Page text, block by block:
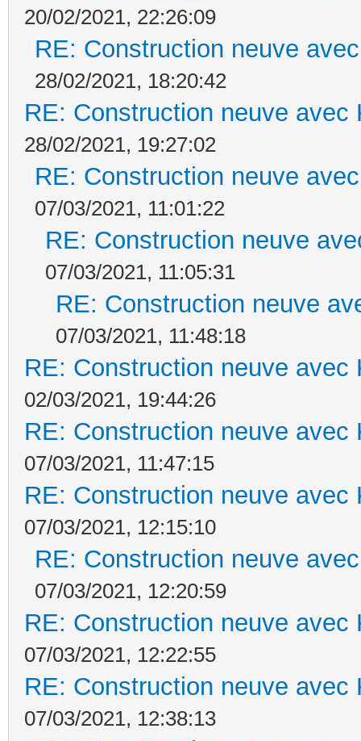
20/02/2021, 22:26:09
RE: Construction neuve
28/02/2021, 18:20:42
RE: Construction neuve avec
28/02/2021, 19:27:02
RE: Construction neuve
07/03/2021, 11:01:22
RE: Construction neuve
07/03/2021, 11:05:31
RE: Construction neuve
07/03/2021, 11:48:18
RE: Construction neuve avec
02/03/2021, 19:44:26
RE: Construction neuve avec
07/03/2021, 11:47:15
RE: Construction neuve avec
07/03/2021, 12:15:10
RE: Construction neuve
07/03/2021, 12:20:59
RE: Construction neuve avec
07/03/2021, 12:22:55
RE: Construction neuve avec
07/03/2021, 12:38:13